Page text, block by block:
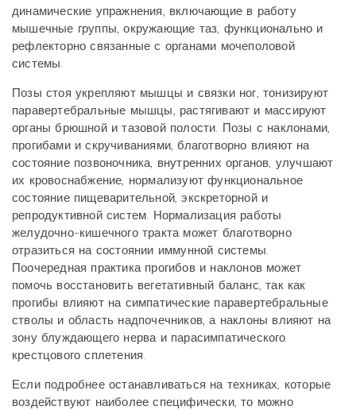
динамические упражнения, включающие в работу
мышечные группы, окружающие таз, функционально и
рефлекторно связанные с органами мочеполовой
системы.
Позы стоя укрепляют мышцы и связки ног, тонизируют
паравертебральные мышцы, растягивают и массируют
органы брюшной и тазовой полости. Позы с наклонами,
прогибами и скручиваниями, благотворно влияют на
состояние позвоночника, внутренних органов, улучшают
их кровоснабжение, нормализуют функциональное
состояние пищеварительной, экскреторной и
репродуктивной систем. Нормализация работы
желудочно-кишечного тракта может благотворно
отразиться на состоянии иммунной системы.
Поочередная практика прогибов и наклонов может
помочь восстановить вегетативный баланс, так как
прогибы влияют на симпатические паравертебральные
стволы и область надпочечников, а наклоны влияют на
зону блуждающего нерва и парасимпатического
крестцового сплетения.
Если подробнее останавливаться на техниках, которые
воздействуют наиболее специфически, то можно